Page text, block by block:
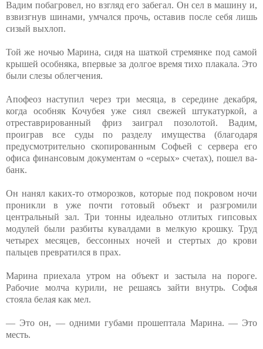
Вадим побагровел, но взгляд его забегал. Он сел в машину и,
взвизгнув шинами, умчался прочь, оставив после себя лишь
сизый выхлоп.
Той же ночью Марина, сидя на шаткой стремянке под самой
крышей особняка, впервые за долгое время тихо плакала. Это
были слезы облегчения.
Апофеоз наступил через три месяца, в середине декабря,
когда особняк Кочубея уже сиял свежей штукатуркой, а
отреставрированный фриз заиграл позолотой. Вадим,
проиграв все суды по разделу имущества (благодаря
предусмотрительно скопированным Софьей с сервера его
офиса финансовым документам о «серых» счетах), пошел ва-
банк.
Он нанял каких-то отморозков, которые под покровом ночи
проникли в уже почти готовый объект и разгромили
центральный зал. Три тонны идеально отлитых гипсовых
модулей были разбиты кувалдами в мелкую крошку. Труд
четырех месяцев, бессонных ночей и стертых до крови
пальцев превратился в прах.
Марина приехала утром на объект и застыла на пороге.
Рабочие молча курили, не решаясь зайти внутрь. Софья
стояла белая как мел.
— Это он, — одними губами прошептала Марина. — Это
месть.